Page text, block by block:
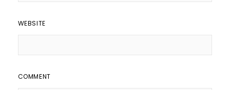
WEBSITE
COMMENT